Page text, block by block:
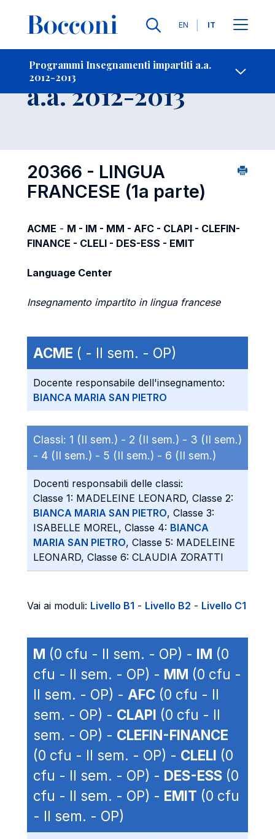
Lingue
EN IT
Programmi Insegnamenti impartiti a.a.
2012-2013
-
Insegnamento
a.a. 2012-2013
20366 - LINGUA
FRANCESE (1a parte)
ACME - M - IM - MM - AFC - CLAPI - CLEFIN-
FINANCE - CLELI - DES-ESS - EMIT
Language Center
Insegnamento impartito in lingua francese
ACME ( - II sem. - OP)
Docente responsabile dell'insegnamento:
BIANCA MARIA SAN PIETRO
Classi: 1 (II sem.) - 2 (II sem.) - 3 (II sem.)
- 4 (II sem.) - 5 (II sem.) - 6 (II sem.)
Docenti responsabili delle classi:
Classe 1: MADELEINE LEONARD, Classe 2:
BIANCA MARIA SAN PIETRO, Classe 3:
ISABELLE MOREL, Classe 4: BIANCA
MARIA SAN PIETRO, Classe 5: MADELEINE
LEONARD, Classe 6: CLAUDIA ZORATTI
Vai ai moduli: Livello B1 - Livello B2 - Livello C1
M (0 cfu - II sem. - OP) - IM (0
cfu - II sem. - OP) - MM (0 cfu -
II sem. - OP) - AFC (0 cfu - II
sem. - OP) - CLAPI (0 cfu - II
sem. - OP) - CLEFIN-FINANCE
(0 cfu - II sem. - OP) - CLELI (0
cfu - II sem. - OP) - DES-ESS (0
cfu - II sem. - OP) - EMIT (0 cfu
- II sem. - OP)